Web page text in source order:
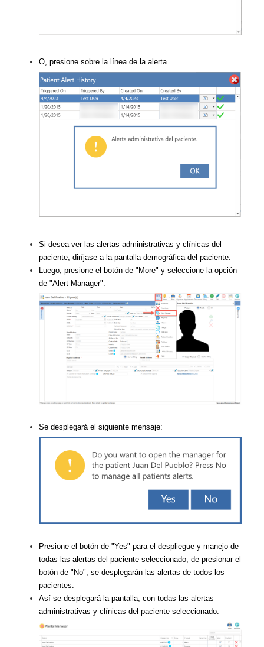
O, presione sobre la línea de la alerta.
Si desea ver las alertas administrativas y clínicas del
paciente, diríjase a la pantalla demográfica del paciente.
Luego, presione el botón de "More" y seleccione la opción
de "Alert Manager".
Se desplegará el siguiente mensaje:
Presione el botón de "Yes" para el despliegue y manejo de
todas las alertas del paciente seleccionado, de presionar el
botón de "No", se desplegarán las alertas de todos los
pacientes.
Así se desplegará la pantalla, con todas las alertas
administrativas y clínicas del paciente seleccionado.